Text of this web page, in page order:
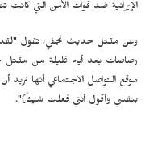
الإيرانية ضد قوات الأمن التي كانت
وعن مقتل حديث نجفي، تقول
رصاصات بعد أيام قليلة من مقتل
موقع التواصل الاجتماعي أنها تريد
بنفسي وأقول أنني فعلت شيئاً)".